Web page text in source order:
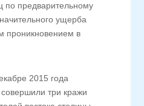
по предварительному
ущерба
проникновением в
2015 года
три кражи